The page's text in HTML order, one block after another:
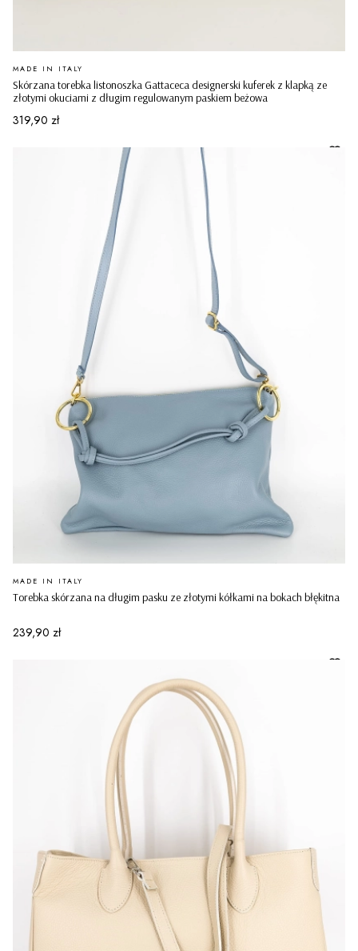
Skórzana torebka listonoszka Gattaceca designerski kuferek z klapką ze
złotymi okuciami z długim regulowanym paskiem beżowa
PRODUCENT
MADE IN ITALY
Cena
319,90 zł
Torebka skórzana na długim pasku ze złotymi kółkami na bokach błękitna
PRODUCENT
MADE IN ITALY
Cena
239,90 zł